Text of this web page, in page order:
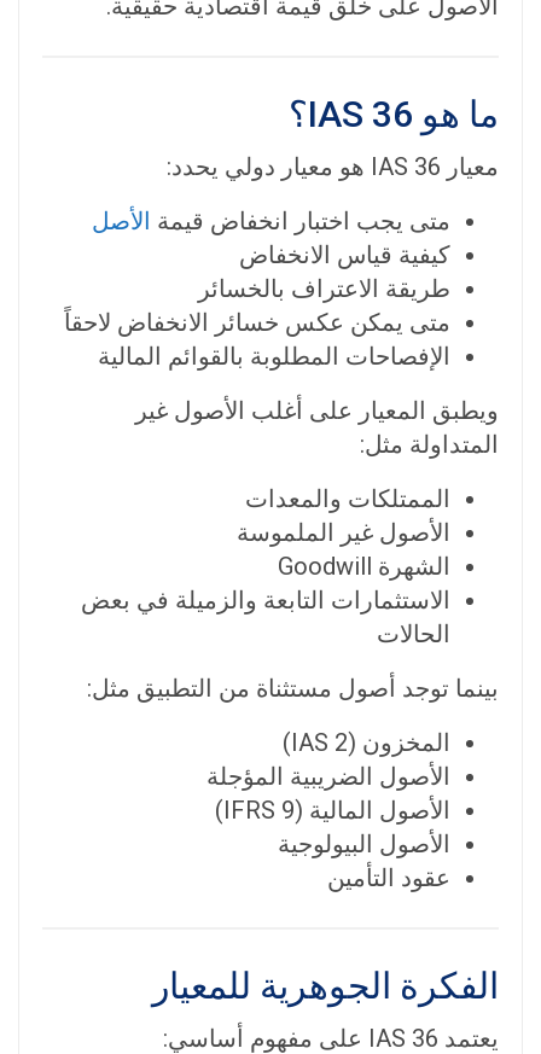
ما هو IAS 36؟
معيار IAS 36 هو معيار دولي يحدد:
متى يجب اختبار انخفاض قيمة الأصل
كيفية قياس الانخفاض
طريقة الاعتراف بالخسائر
متى يمكن عكس خسائر الانخفاض لاحقاً
الإفصاحات المطلوبة بالقوائم المالية
ويطبق المعيار على أغلب الأصول غير
المتداولة مثل:
الممتلكات والمعدات
الأصول غير الملموسة
الشهرة Goodwill
الاستثمارات التابعة والزميلة في بعض
الحالات
بينما توجد أصول مستثناة من التطبيق مثل:
المخزون (IAS 2)
الأصول الضريبية المؤجلة
الأصول المالية (IFRS 9)
الأصول البيولوجية
عقود التأمين
الفكرة الجوهرية للمعيار
يعتمد IAS 36 على مفهوم أساسي: